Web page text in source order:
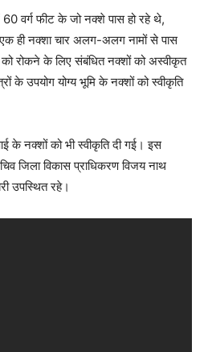
60 वर्ग फीट के जो नक्शे पास हो रहे थे,
ही नक्शा चार अलग-अलग नामों से पास
को रोकने के लिए संबंधित नक्शों को अस्वीकृत
के उपयोग योग्य भूमि के नक्शों को स्वीकृति
नक्शों को भी स्वीकृति दी गई। इस
जिला विकास प्राधिकरण विजय नाथ
उपस्थित रहे।